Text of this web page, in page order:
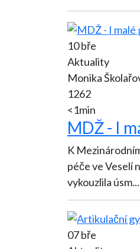
10 bře
Aktuality
Monika
1262
<1min
MDŽ - I
K
péče ve Veselí nad Moravou.
vykouzlila úsm...
07 bře